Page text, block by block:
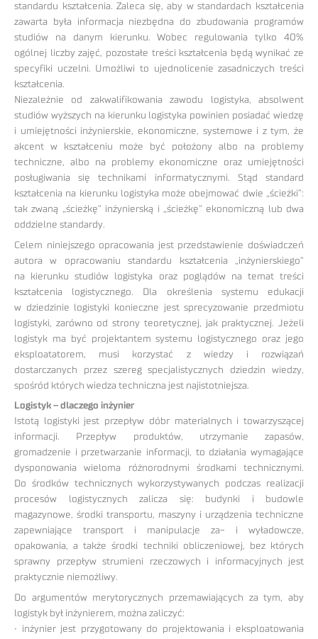
standardu kształcenia. Zaleca się, aby w standardach kształcenia
zawarta była informacja niezbędna do zbudowania programów
studiów na danym kierunku. Wobec regulowania tylko 40%
ogólnej liczby zajęć, pozostałe treści kształcenia będą wynikać ze
specyfiki uczelni. Umożliwi to ujednolicenie zasadniczych treści
kształcenia.
Niezależnie od zakwalifikowania zawodu logistyka, absolwent
studiów wyższych na kierunku logistyka powinien posiadać wiedzę
i umiejętności inżynierskie, ekonomiczne, systemowe i z tym, że
akcent w kształceniu może być położony albo na problemy
techniczne, albo na problemy ekonomiczne oraz umiejętności
posługiwania się technikami informatycznymi. Stąd standard
kształcenia na kierunku logistyka może obejmować dwie „ścieżki”:
tak zwaną „ścieżkę” inżynierską i „ścieżkę” ekonomiczną lub dwa
oddzielne standardy.
Celem niniejszego opracowania jest przedstawienie doświadczeń
autora w opracowaniu standardu kształcenia „inżynierskiego”
na kierunku studiów logistyka oraz poglądów na temat treści
kształcenia logistycznego. Dla określenia systemu edukacji
w dziedzinie logistyki konieczne jest sprecyzowanie przedmiotu
logistyki, zarówno od strony teoretycznej, jak praktycznej. Jeżeli
logistyk ma być projektantem systemu logistycznego oraz jego
eksploatatorem, musi korzystać z wiedzy i rozwiązań
dostarczanych przez szereg specjalistycznych dziedzin wiedzy,
spośród których wiedza techniczna jest najistotniejsza.
Logistyk – dlaczego inżynier
Istotą logistyki jest przepływ dóbr materialnych i towarzyszącej
informacji. Przepływ produktów, utrzymanie zapasów,
gromadzenie i przetwarzanie informacji, to działania wymagające
dysponowania wieloma różnorodnymi środkami technicznymi.
Do środków technicznych wykorzystywanych podczas realizacji
procesów logistycznych zalicza się: budynki i budowle
magazynowe, środki transportu, maszyny i urządzenia techniczne
zapewniające transport i manipulacje za- i wyładowcze,
opakowania, a także środki techniki obliczeniowej, bez których
sprawny przepływ strumieni rzeczowych i informacyjnych jest
praktycznie niemożliwy.
Do argumentów merytorycznych przemawiających za tym, aby
logistyk był inżynierem, można zaliczyć:
• inżynier jest przygotowany do projektowania i eksploatowania